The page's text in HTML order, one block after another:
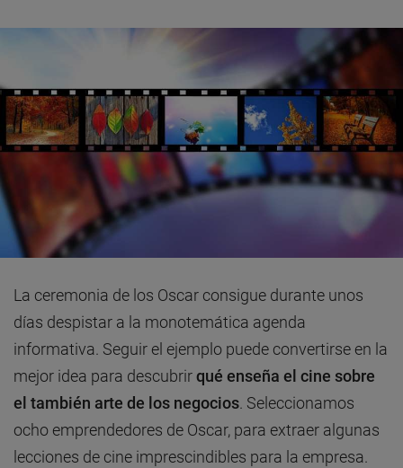
La ceremonia de los Oscar consigue durante unos
días despistar a la monotemática agenda
informativa. Seguir el ejemplo puede convertirse en la
mejor idea para descubrirqué enseña el cine sobre
el también arte de los negocios. Seleccionamos
ocho emprendedores de Oscar, para extraer algunas
lecciones de cine imprescindibles para la empresa.